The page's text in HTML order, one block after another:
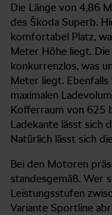
Die Länge von 4,86
des Škoda Superb.
komfortabel Platz,
Meter Höhe liegt.
konkurrenzlos, was
Meter liegt.
maximalen
Kofferraum von 625
Ladekante lässt sich
Natürlich lässt sich
Bei den Motoren
standesgemäß. Wer
Leistungsstufen
Variante Sportline